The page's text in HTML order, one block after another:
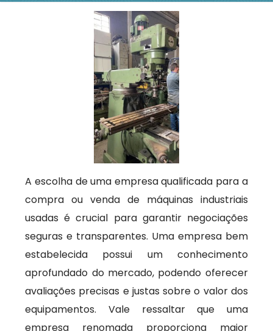
A escolha de uma empresa qualificada para a
compra ou venda de máquinas industriais
usadas é crucial para garantir negociações
seguras e transparentes. Uma empresa bem
estabelecida possui um conhecimento
aprofundado do mercado, podendo oferecer
avaliações precisas e justas sobre o valor dos
equipamentos. Vale ressaltar que uma
empresa renomada proporciona maior